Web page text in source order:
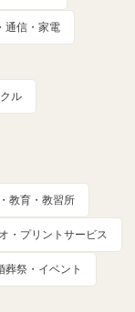
通信・家電
ル
教育・教習所
・プリントサービス
葬祭・イベント